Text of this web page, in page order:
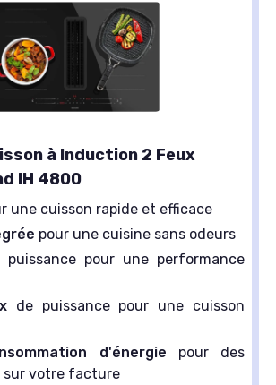
à Induction 2 Feux
IH 4800
une cuisson rapide et efficace
pour une cuisine sans odeurs
puissance pour une performance
de puissance pour une cuisson
d'énergie pour des
sur votre facture